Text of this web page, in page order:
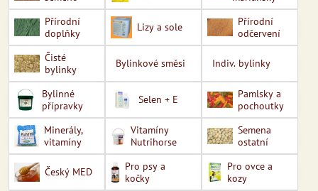
Přírodní
doplňky
Lizy a sole
Přírodní
odčervení
Čisté
bylinky
Bylinkové směsi Indiv. bylinky
Bylinné
přípravky
Selen + E
Pamlsky a
pochoutky
Minerály,
vitamíny
Vitamíny
Nutrihorse
Semena
ostatní
Český MED
Pro psy a
kočky
Pro ovce a
kozy